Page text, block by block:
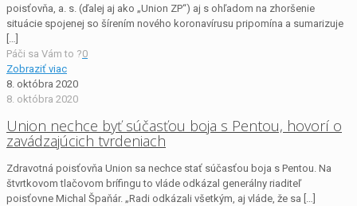
poisťovňa, a. s. (ďalej aj ako „Union ZP“) aj s ohľadom na zhoršenie
situácie spojenej so šírením nového koronavírusu pripomína a sumarizuje
Páči sa Vám to ?0
Zobraziť viac
8. októbra 2020
8. októbra 2020
Union nechce byť súčasťou boja s Pentou, hovorí o
zavádzajúcich tvrdeniach
Zdravotná poisťovňa Union sa nechce stať súčasťou boja s Pentou. Na
štvrtkovom tlačovom brífingu to vláde odkázal generálny riaditeľ
poisťovne Michal Špaňár. „Radi odkázali všetkým, aj vláde, že sa